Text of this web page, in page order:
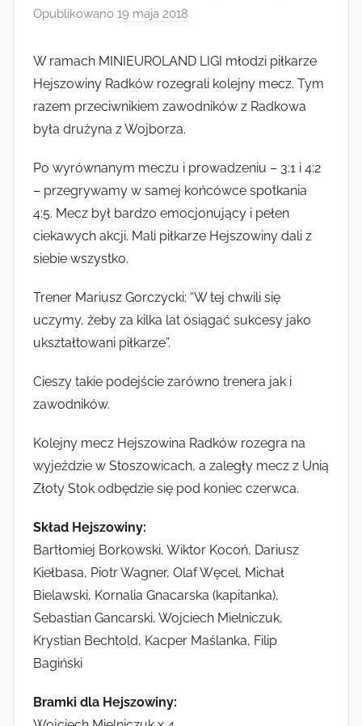
Opublikowano 19 maja 2018
z
W ramach MINIEUROLAND LIGI młodzi piłkarze
Hejszowiny Radków rozegrali kolejny mecz. Tym
razem przeciwnikiem zawodników z Radkowa
była drużyna z Wojborza.
Po wyrównanym meczu i prowadzeniu – 3:1 i 4:2
– przegrywamy w samej końcówce spotkania
4:5. Mecz był bardzo emocjonujący i pełen
ciekawych akcji. Mali piłkarze Hejszowiny dali z
siebie wszystko.
Trener Mariusz Gorczycki: “W tej chwili się
uczymy, żeby za kilka lat osiągać sukcesy jako
ukształtowani piłkarze”.
Cieszy takie podejście zarówno trenera jak i
zawodników.
Kolejny mecz Hejszowina Radków rozegra na
wyjeździe w Stoszowicach, a zaległy mecz z Unią
Złoty Stok odbędzie się pod koniec czerwca.
Skład Hejszowiny:
Bartłomiej Borkowski, Wiktor Kocoń, Dariusz
Kiełbasa, Piotr Wagner, Olaf Węcel, Michał
Bielawski, Kornalia Gnacarska (kapitanka),
Sebastian Gancarski, Wojciech Mielniczuk,
Krystian Bechtold, Kacper Maślanka, Filip
Bagiński
Bramki dla Hejszowiny: